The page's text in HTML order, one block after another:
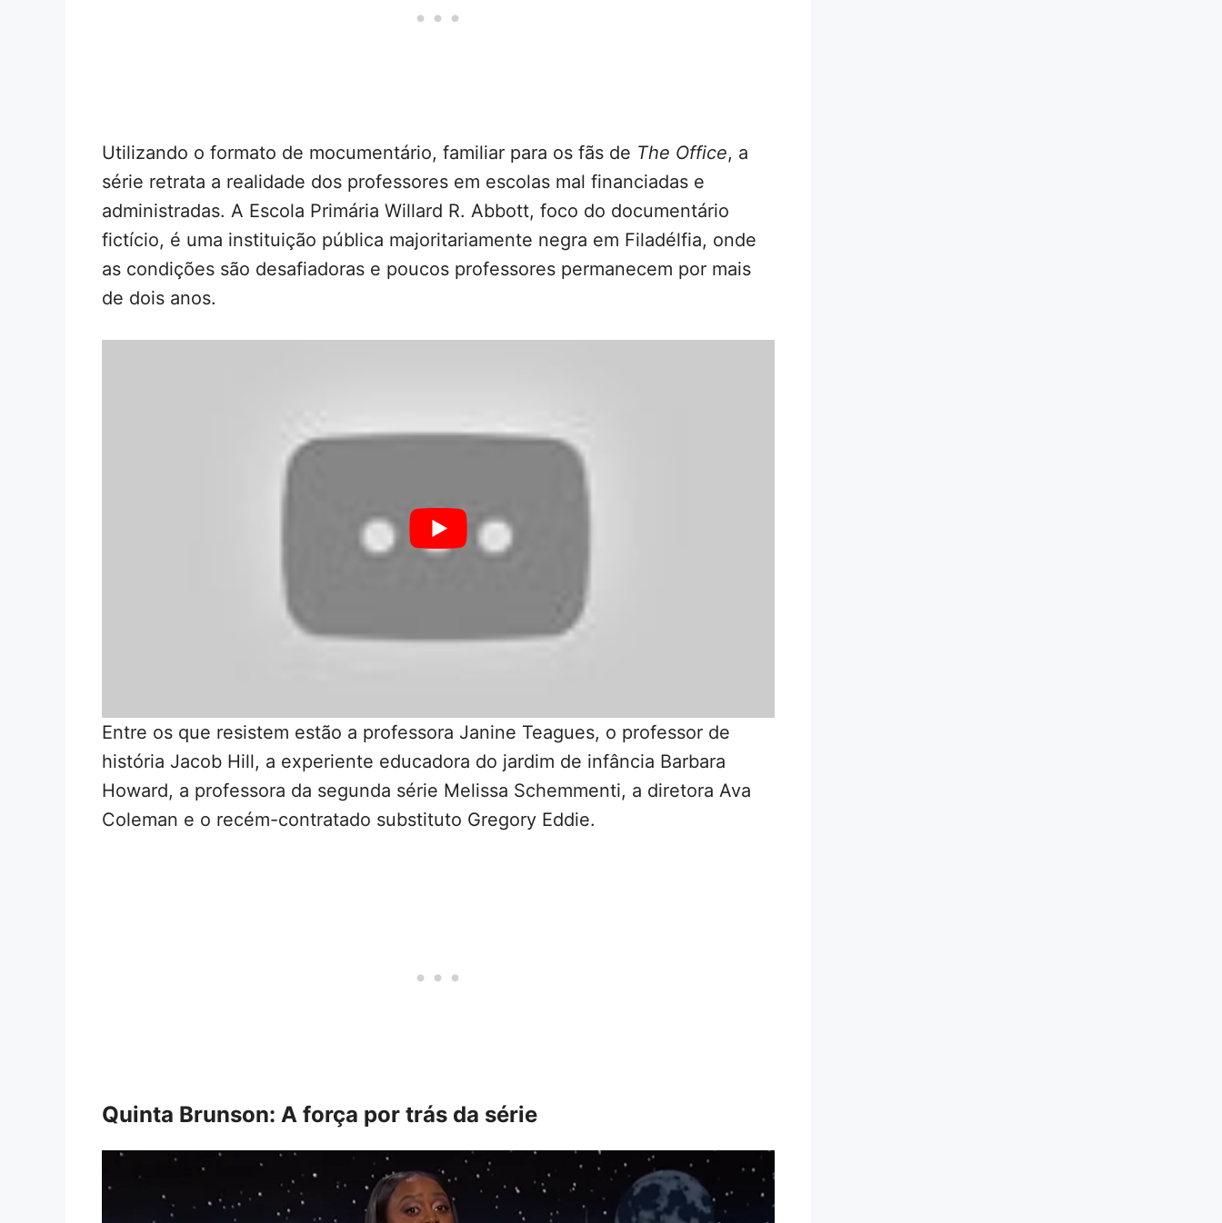
Utilizando o formato de mocumentário, familiar para os fãs de The Office, a
série retrata a realidade dos professores em escolas mal financiadas e
administradas. A Escola Primária Willard R. Abbott, foco do documentário
fictício, é uma instituição pública majoritariamente negra em Filadélfia, onde
as condições são desafiadoras e poucos professores permanecem por mais
de dois anos.
Entre os que resistem estão a professora Janine Teagues, o professor de
história Jacob Hill, a experiente educadora do jardim de infância Barbara
Howard, a professora da segunda série Melissa Schemmenti, a diretora Ava
Coleman e o recém-contratado substituto Gregory Eddie.
Quinta Brunson: A força por trás da série